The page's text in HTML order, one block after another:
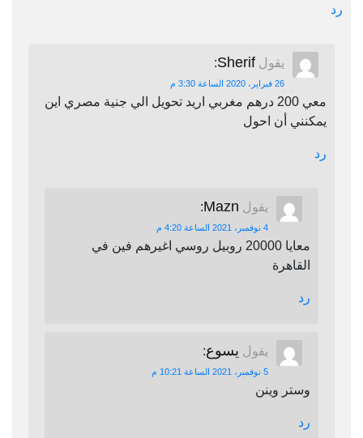
رد
يقول Sherif
:
26 فبراير، 2020 الساعة 3:30 م
معي 200 درهم مغربي اريد تحويل الي جنية مصري اين
يمكنني أن احول
رد
يقول Mazn
:
4 نوفمبر، 2021 الساعة 4:20 م
معايا 20000 روبيل روسي اغيرهم فين في
القاهرة
رد
يقول يسوع:
5 نوفمبر، 2021 الساعة 10:21 م
وستر وينن
رد